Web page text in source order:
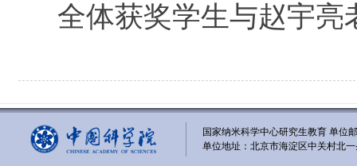
全体获奖学生与赵宇
国家纳米科学中心研究生教育 单位
单位地址：北京市海淀区中关村北